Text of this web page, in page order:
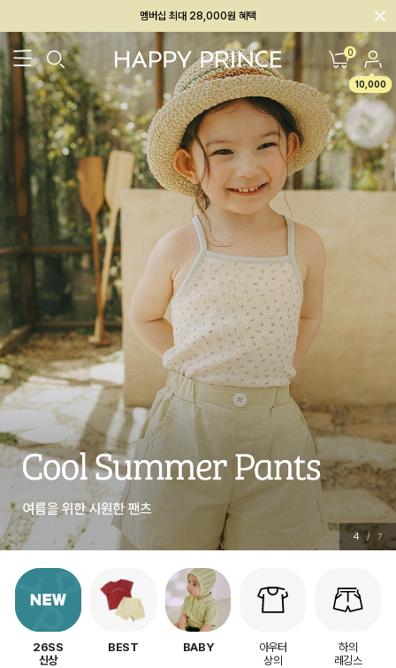
회원전용 아울렛, 가입하면 ~60% 할인!
멤버십 최대 28,000원 혜택 0
10,000
26SS 신상 BEST BABY[6~12M] 아우터/상의 하의/레깅스
4 / 7
26SS
신상
BEST BABY
아우터
상의
하의
레깅스